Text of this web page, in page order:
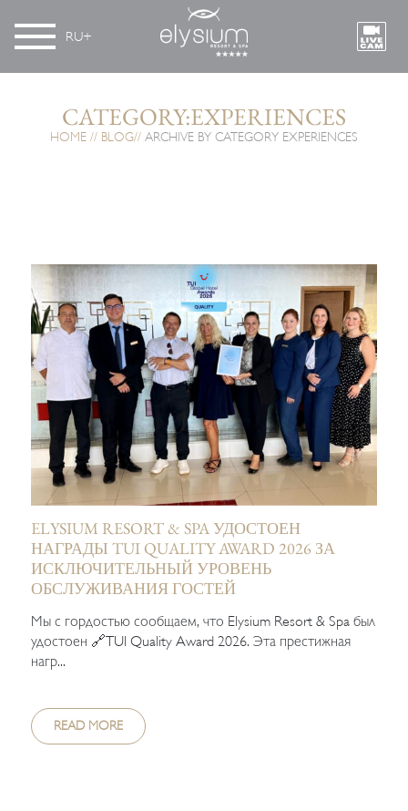
RU
CATEGORY:EXPERIENCES
HOME BLOG ARCHIVE BY CATEGORY EXPERIENCES
ELYSIUM RESORT & SPA УДОСТОЕН
НАГРАДЫ TUI QUALITY AWARD 2026 ЗА
ИСКЛЮЧИТЕЛЬНЫЙ УРОВЕНЬ
ОБСЛУЖИВАНИЯ ГОСТЕЙ
Мы с гордостью сообщаем, что Elysium Resort & Spa был
удостоен 🔗TUI Quality Award 2026. Эта престижная
нагр...
READ MORE